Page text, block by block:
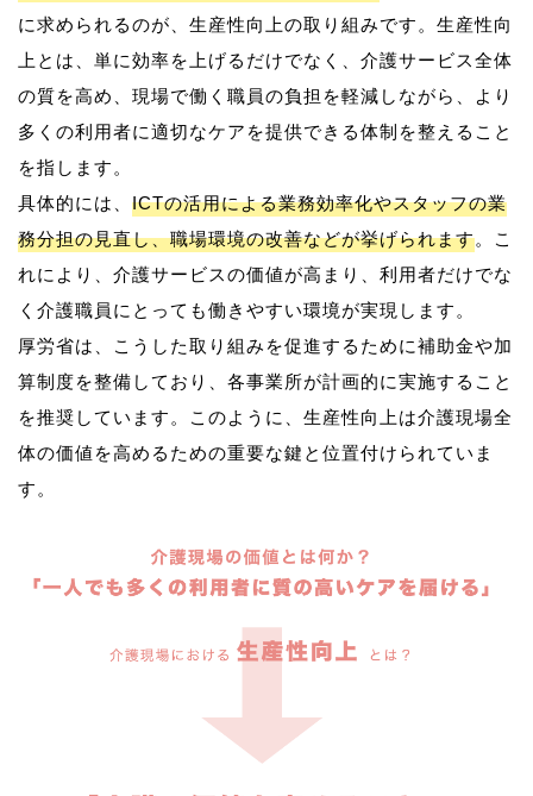
に求められるのが、生産性向上の取り組みです。生産性向
上とは、単に効率を上げるだけでなく、介護サービス全体
の質を高め、現場で働く職員の負担を軽減しながら、より
多くの利用者に適切なケアを提供できる体制を整えること
を指します。
具体的には、 ICTの活用による業務効率化やスタッフの業
務分担の見直し、職場環境の改善などが挙げられます。こ
れにより、介護サービスの価値が高まり、利用者だけでな
く介護職員にとっても働きやすい環境が実現します。
厚労省は、こうした取り組みを促進するために補助金や加
算制度を整備しており、各事業所が計画的に実施すること
を推奨しています。このように、生産性向上は介護現場全
体の価値を高めるための重要な鍵と位置付けられていま